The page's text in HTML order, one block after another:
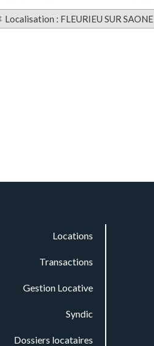
Localisation : FLEURIEU SUR SAONE
Locations
Transactions
Gestion Locative
Syndic
Dossiers locataires